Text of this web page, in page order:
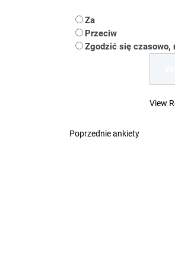
Za
Przeciw
Zgodzić się czasowo,
View
Poprzednie ankiety